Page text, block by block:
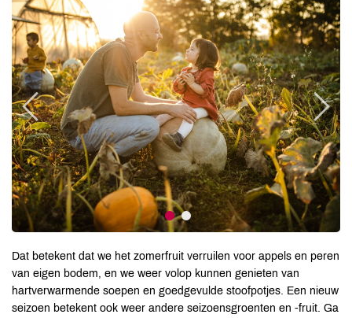
Dat betekent dat we het zomerfruit verruilen voor appels en peren
van eigen bodem, en we weer volop kunnen genieten van
hartverwarmende soepen en goedgevulde stoofpotjes. Een nieuw
seizoen betekent ook weer andere seizoensgroenten en -fruit. Ga